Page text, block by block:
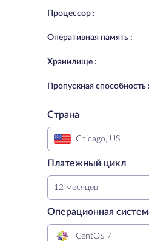
Процессор :
Oперативная память :
Хранилище :
Пропускная способность :
Страна
Chicago, US
Платежный цикл
12 месяцев
Операционная
CentOS 7